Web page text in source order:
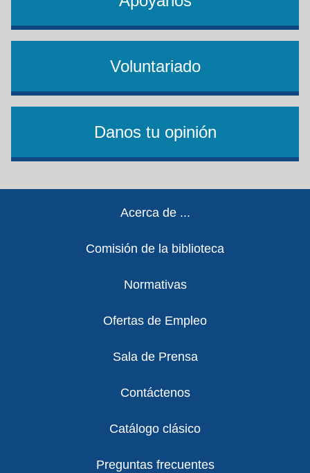
Voluntariado
Danos tu opinión
Acerca de ...
Comisión de la biblioteca
Normativas
Ofertas de Empleo
Sala de Prensa
Contáctenos
Catálogo clásico
Preguntas frecuentes